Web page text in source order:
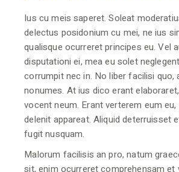
Ius cu meis saperet. Soleat
delectus posidonium cu mei, ne ius
qualisque ocurreret principes eu. Vel
disputationi ei, mea eu solet
corrumpit nec in. No liber facilisi quo,
nonumes. At ius dico erant
vocent neum. Erant verterem eum
delenit appareat. Aliquid deterruisset
fugit nusquam.
Malorum facilisis an pro, natum
sit, enim ocurreret comprehensam et